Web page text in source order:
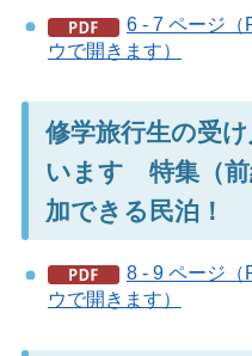
6 - 7 ページ（
ウで開きます）
修学旅行生の受
います 特集（前
加できる民泊！
8 - 9 ページ（
ウで開きます）